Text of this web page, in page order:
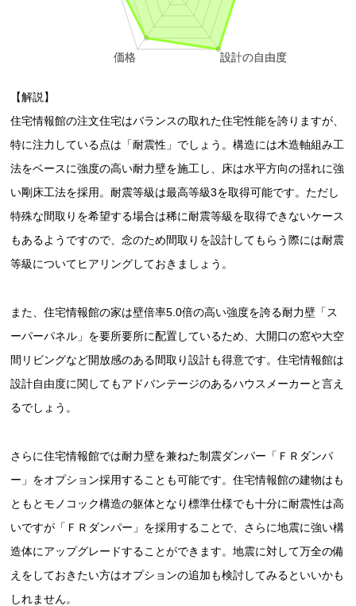
【解説】
住宅情報館の注文住宅はバランスの取れた住宅性能を誇りますが、
特に注力している点は「耐震性」でしょう。構造には木造軸組み工
法をベースに強度の高い耐力壁を施工し、床は水平方向の揺れに強
い剛床工法を採用。耐震等級は最高等級3を取得可能です。ただし
特殊な間取りを希望する場合は稀に耐震等級を取得できないケース
もあるようですので、念のため間取りを設計してもらう際には耐震
等級についてヒアリングしておきましょう。
また、住宅情報館の家は壁倍率5.0倍の高い強度を誇る耐力壁「ス
ーパーパネル」を要所要所に配置しているため、大開口の窓や大空
間リビングなど開放感のある間取り設計も得意です。住宅情報館は
設計自由度に関してもアドバンテージのあるハウスメーカーと言え
るでしょう。
さらに住宅情報館では耐力壁を兼ねた制震ダンパー「ＦＲダンパ
ー」をオプション採用することも可能です。住宅情報館の建物はも
ともとモノコック構造の躯体となり標準仕様でも十分に耐震性は高
いですが「ＦＲダンパー」を採用することで、さらに地震に強い構
造体にアップグレードすることができます。地震に対して万全の備
えをしておきたい方はオプションの追加も検討してみるといいかも
しれません。